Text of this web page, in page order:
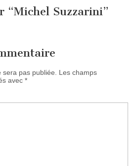
“Michel Suzzarini”
sera pas publiée. Les champs
avec *